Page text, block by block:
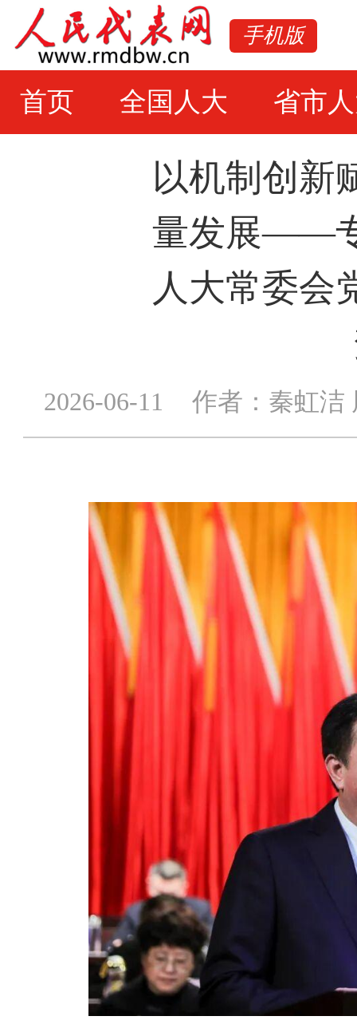
手机版
首页 全国人大 省市
以机制创新
量发展——
人大常委会
2026-06-11 作者：秦虹洁